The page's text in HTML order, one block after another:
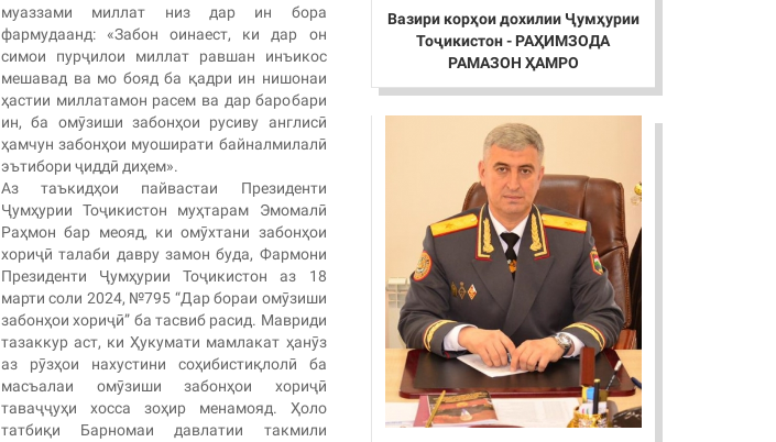
муаззами миллат низ дар ин бора
фармудаанд: «Забон оинаест, ки дар он
симои пурҷилои миллат равшан инъикос
мешавад ва мо бояд ба қадри ин нишонаи
ҳастии миллатамон расем ва дар баробари
ин, ба омӯзиши забонҳои русиву англисӣ
ҳамчун забонҳои муоширати байналмилалӣ
эътибори ҷиддӣ диҳем».
Аз таъкидҳои пайвастаи Президенти
Ҷумҳурии Тоҷикистон муҳтарам Эмомалӣ
Раҳмон бар меояд, ки омӯхтани забонҳои
хориҷӣ талаби давру замон буда, Фармони
Президенти Ҷумҳурии Тоҷикистон аз 18
марти соли 2024, №795 “Дар бораи омӯзиши
забонҳои хориҷӣ” ба тасвиб расид. Мавриди
тазаккур аст, ки Ҳукумати мамлакат ҳанӯз
аз рӯзҳои нахустини соҳибистиқлолӣ ба
масъалаи омӯзиши забонҳои хориҷӣ
таваҷҷуҳи хосса зоҳир менамояд. Ҳоло
татбиқи Барномаи давлатии такмили
Вазири корҳои дохилии Ҷумҳурии
Тоҷикистон - РАҲИМЗОДА
РАМАЗОН ҲАМРО